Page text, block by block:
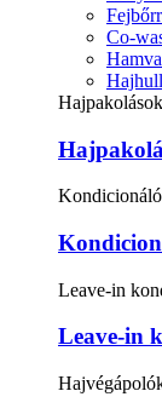
Co-
Hajpakolások
Leave-in
Leave-in